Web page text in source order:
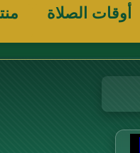
أوقات الصلاة